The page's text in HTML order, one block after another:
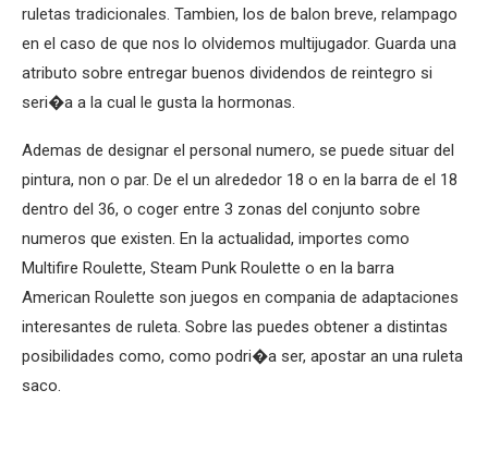
ruletas tradicionales. Tambien, los de balon breve, relampago
en el caso de que nos lo olvidemos multijugador. Guarda una
atributo sobre entregar buenos dividendos de reintegro si
seri�a a la cual le gusta la hormonas.
Ademas de designar el personal numero, se puede situar del
pintura, non o par. De el un alrededor 18 o en la barra de el 18
dentro del 36, o coger entre 3 zonas del conjunto sobre
numeros que existen. En la actualidad, importes como
Multifire Roulette, Steam Punk Roulette o en la barra
American Roulette son juegos en compania de adaptaciones
interesantes de ruleta. Sobre las puedes obtener a distintas
posibilidades como, como podri�a ser, apostar an una ruleta
saco.